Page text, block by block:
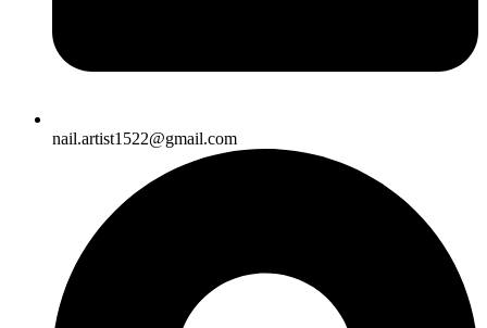
nail.artist1522@gmail.com